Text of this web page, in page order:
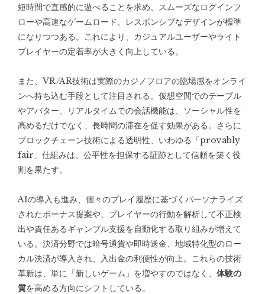
短時間で直感的に遊べることを求め、スムーズなログインフ
ローや高速なゲームロード、レスポンシブなデザインが標準
になりつつある。これにより、カジュアルユーザーやライト
プレイヤーの定着率が大きく向上している。
また、VR/AR技術は実際のカジノフロアの臨場感をオンライ
ンへ持ち込む手段として注目される。仮想空間でのテーブル
やアバター、リアルタイムでの会話機能は、ソーシャル性を
高めるだけでなく、長時間の滞在を促す効果がある。さらに
ブロックチェーン技術による透明性、いわゆる「provably
fair」仕組みは、公平性を担保する証跡として信頼を築く役
割を果たす。
AIの導入も進み、個々のプレイ履歴に基づくパーソナライズ
されたボーナス提案や、プレイヤーの行動を解析して不正検
出や責任あるギャンブル支援を自動化する取り組みが増えて
いる。決済分野では暗号通貨や即時送金、地域特化型のロー
カル決済が導入され、入出金の利便性が向上。これらの技術
革新は、単に「新しいゲーム」を増やすのではなく、 体験の
質を高める方向にシフトしている。